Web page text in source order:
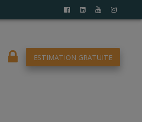
ESTIMATION GRATUITE